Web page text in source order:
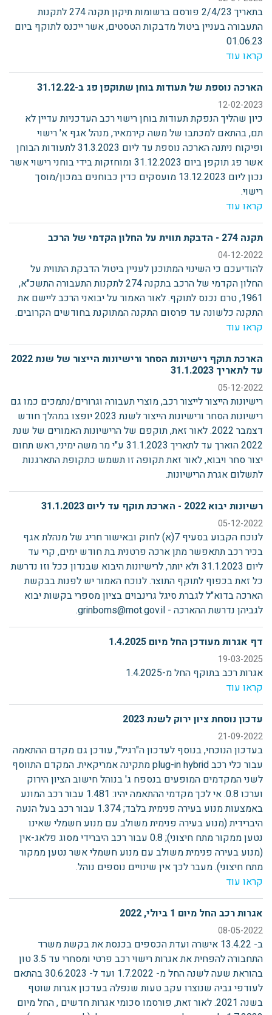
בתאריך 2/4/23 פורסם ברשומות תיקון תקנה 274 לתקנות
התעבורה בעניין ביטול מדבקות הטסטים, אשר ייכנס לתוקף ביום
01.06.23
קראו עוד
הארכה נוספת של תעודות בוחן שתוקפן פג ב-31.12.22
12-02-2023
כיון שהליך הנפקת תעודות בוחן רישוי רכב העדכניות עדיין לא
תם, בהתאם למכתבו של משה קירמאיר, מנהל אגף א' רישוי
ופיקוח ניתנה הארכה נוספת עד ליום 31.3.2023 לתעודות הבוחן
אשר פג תוקפן ביום 31.12.2023 ומוחזקות בידי בוחני רישוי אשר
נכון ליום 13.12.2023 מועסקים כדין כבוחנים במכון/מוסך
רישוי.
קראו עוד
תקנה 274 - הדבקת תווית על החלון הקדמי של הרכב
04-12-2022
להודיעכם כי השינוי המתוכנן לעניין ביטול הדבקת התווית על
החלון הקדמי של הרכב בתקנה 274 לתקנות התעבורה התשכ"א,
1961, טרם נכנס לתוקף. לאור האמור על יבואני הרכב ליישם את
התקנה כלשונה עד פרסום התקנה המתוקנת בחודשים הקרובים.
קראו עוד
הארכת תוקף רישיונות הסחר ורישיונות הייצור של שנת 2022
עד לתאריך 31.1.2023
05-12-2022
רישיונות הייצור לייצור רכב, מוצרי תעבורה וגרורים/נתמכים כמו גם
רישיונות הסחר ורישיונות הייצור לשנת 2023 יופצו במהלך חודש
דצמבר 2022. לאור זאת, תוקפם של הרישיונות האמורים של שנת
2022 הוארך עד לתאריך 31.1.2023 ע"י מר משה ימיני, ראש תחום
יצור סחר ויבוא, לאור זאת תקופה זו תשמש כתקופת התארגנות
לתשלום אגרת הרישיונות.
רשיונות יבוא 2022 - הארכת תוקף עד ליום 31.1.2023
05-12-2022
לנוכח הקבוע בסעיף 7(א) לחוק ובאישור חריג של מנהלת אגף
בכיר רכב תתאפשר מתן ארכה פרטנית בת חודש ימים, קרי עד
ליום 31.1.2023 ולא יותר, לרישיונות היבוא שבנדון ככל וזו נדרשת
כל זאת בכפוף לתוקף התוצר. לנוכח האמור יש לפנות בבקשת
הארכה בדוא"ל לגברת סיגל גרינבוים בציון מספרי בקשות יבוא
לגביהן נדרשת ההארכה - grinboms@mot.gov.il.
דף אגרות מעודכן החל מיום 1.4.2025
19-03-2025
אגרות רכב בתוקף החל מ-1.4.2025
קראו עוד
עדכון נוסחת ציון ירוק לשנת 2023
21-09-2022
בעדכון הנוכחי, בנוסף לעדכון ה"רגיל", עודכן גם מקדם ההתאמה
עבור כלי רכב plug-in hybrid מתקינה אמריקאית. המקדם התווסף
לשני המקדמים המופעים בנספח ג' בנוהל חישוב הציון הירוק
וערכו 0.8. אי לכך מקדמי ההתאמה יהיו: 1.481 עבור רכב המונע
באמצעות מנוע בעירה פנימית בלבד; 1.374 עבור רכב בעל הנעה
היברידית (מנוע בעירה פנימית משולב עם מנוע חשמלי שאינו
נטען ממקור מתח חיצוני); 0.8 עבור רכב היברידי מסוג פלאג-אין
(מנוע בעירה פנימית משולב עם מנוע חשמלי אשר נטען ממקור
מתח חיצוני). מעבר לכך אין שינויים נוספים נוהל.
קראו עוד
אגרות רכב החל מיום 1 ביולי, 2022
08-05-2022
ב- 13.4.22 אישרה ועדת הכספים בכנסת את בקשת משרד
התחבורה להפחית את אגרות רישוי רכב פרטי ומסחרי עד 3.5 טון
בהוראת שעה לשנה החל מ- 1.7.2022 ועד ל- 30.6.2023 בהתאם
לעודפי גביה שנוצרו עקב טעות שנפלה בעדכון אגרות שוטף
בשנה 2021. לאור זאת, פורסמו סכומי אגרות חדשים , החל מיום